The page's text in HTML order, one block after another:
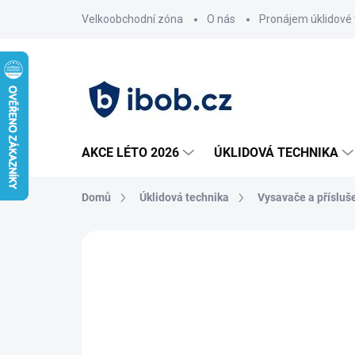
Velkoobchodní zóna O nás Pronájem
AKCE LÉTO 2026 ÚKLIDOVÁ TECHNIKA
Domů Úklidová technika Vysavače a